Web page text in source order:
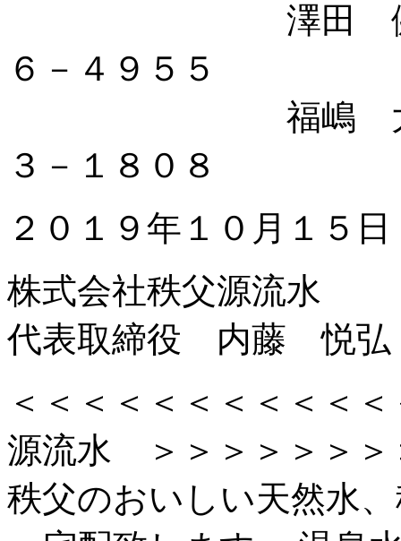
澤田 健司
６－４９５５
福嶋 大祐
３－１８０８
２０１９年１０月１５日
株式会社秩父源流水
代表取締役 内藤 悦弘
＜＜＜＜＜＜＜＜＜＜
源流水 ＞＞＞＞＞＞＞
秩父のおいしい天然水